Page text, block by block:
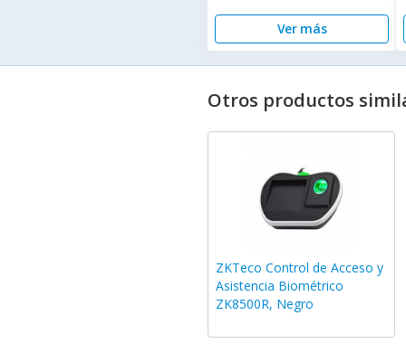
Ver más
Otros productos
ZKTeco Control de Acceso y
Asistencia Biométrico
ZK8500R, Negro